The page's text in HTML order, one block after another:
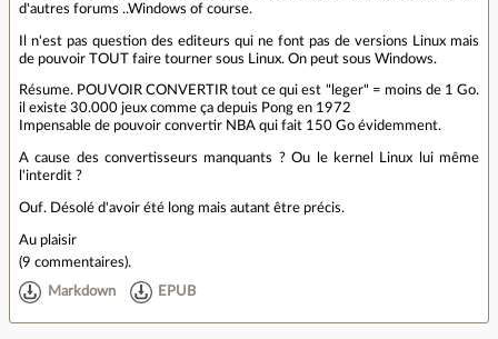
d'autres forums ..Windows of course.
Il n'est pas question des editeurs qui ne font pas de versions Linux mais
de pouvoir TOUT faire tourner sous Linux. On peut sous Windows.
Résume. POUVOIR CONVERTIR tout ce qui est "leger" = moins de 1 Go.
il existe 30.000 jeux comme ça depuis Pong en 1972
Impensable de pouvoir convertir NBA qui fait 150 Go évidemment.
A cause des convertisseurs manquants ? Ou le kernel Linux lui même
l'interdit ?
Ouf. Désolé d'avoir été long mais autant être précis.
Au plaisir
(9 commentaires).
Markdown EPUB